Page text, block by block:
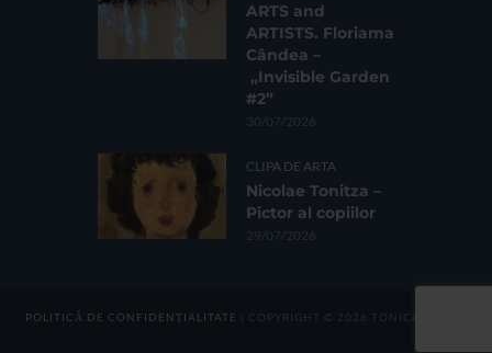
ARTS and
ARTISTS. Floriama
Cândea –
„Invisible Garden
#2”
30/07/2026
CLIPA DE ARTA
Nicolae Tonitza –
Pictor al copiilor
29/07/2026
POLITICĂ DE CONFIDENȚIALITATE | COPYRIGHT © 2026 TONICA GROUP